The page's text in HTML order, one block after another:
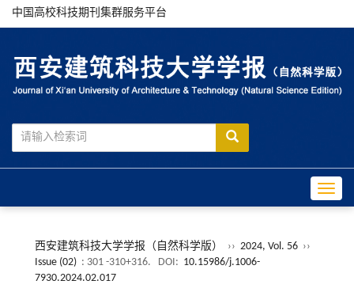
中国高校科技期刊集群服务平台
西安建筑科技大学学报（自然科学版） ›› 2024, Vol. 56 ››
Issue (02) : 301 -310+316. DOI: 10.15986/j.1006-
7930.2024.02.017